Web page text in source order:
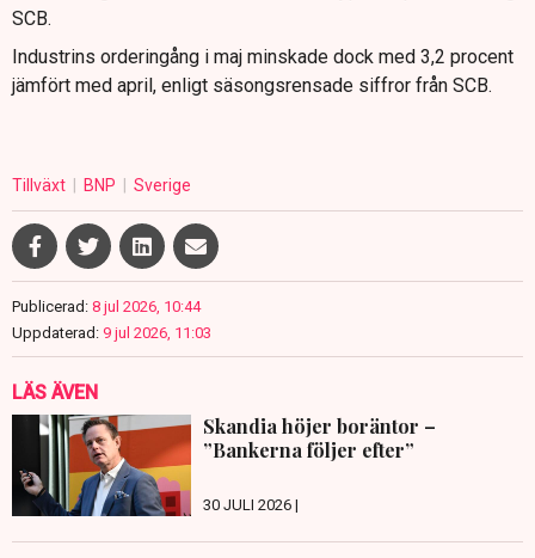
SCB.
Industrins orderingång i maj minskade dock med 3,2 procent
jämfört med april, enligt säsongsrensade siffror från SCB.
Tillväxt BNP Sverige
Publicerad: 8 jul 2026, 10:44
Uppdaterad: 9 jul 2026, 11:03
LÄS ÄVEN
Skandia höjer boräntor –
”Bankerna följer efter”
30 JULI 2026 |